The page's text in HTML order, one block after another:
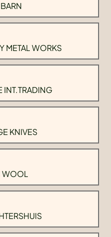
METAL WORKS
INT.TRADING
KNIVES
WOOL